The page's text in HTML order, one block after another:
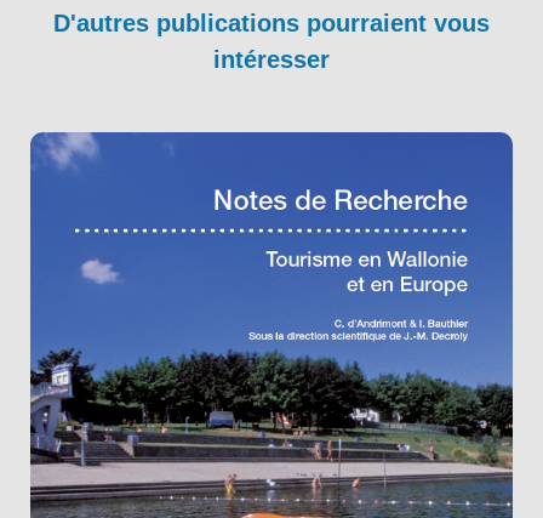
D'autres publications pourraient vous
intéresser